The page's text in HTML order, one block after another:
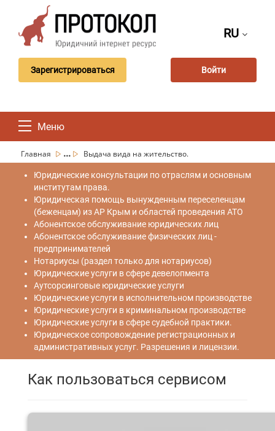
RU
Зарегистрироваться Войти
Меню
Главная ... Выдача вида на жительство.
Юридические консультации по отраслям и основным
институтам права.
Юридическая помощь вынужденным переселенцам
(беженцам) из АР Крым и областей проведения АТО
Абонентское обслуживание юридических лиц
Абонентское обслуживание физических лиц -
предпринимателей
Нотариусы (раздел только для нотариусов)
Юридические услуги в сфере девелопмента
Аутсорсинговые юридические услуги
Юридические услуги в исполнительном производстве
Юридические услуги в криминальном производстве
Юридические услуги в сфере судебной практики.
Юридическое сопровождение регистрационных и
административных услуг. Разрешения и лицензии.
Как пользоваться сервисом